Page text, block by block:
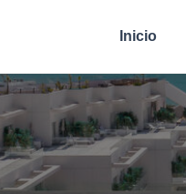
Inicio